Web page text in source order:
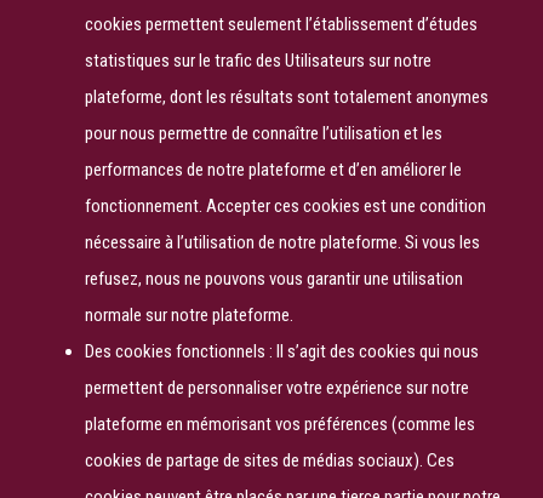
cookies permettent seulement l’établissement d’études
statistiques sur le trafic des Utilisateurs sur notre
plateforme, dont les résultats sont totalement anonymes
pour nous permettre de connaître l’utilisation et les
performances de notre plateforme et d’en améliorer le
fonctionnement. Accepter ces cookies est une condition
nécessaire à l’utilisation de notre plateforme. Si vous les
refusez, nous ne pouvons vous garantir une utilisation
normale sur notre plateforme.
Des cookies fonctionnels : Il s’agit des cookies qui nous
permettent de personnaliser votre expérience sur notre
plateforme en mémorisant vos préférences (comme les
cookies de partage de sites de médias sociaux). Ces